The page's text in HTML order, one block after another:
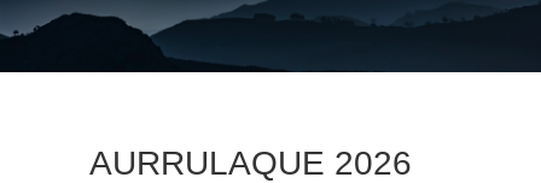
AURRULAQUE 2026